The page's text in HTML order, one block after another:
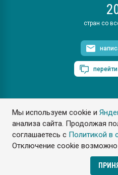
Мы используем cookie и
анализа сайта. Продолжая
соглашаетесь с Политикой в
Отключение cookie возможно
стран со
ПластЭксперт © 2006.
Разрешается копирование
ссылкой на
Разработка